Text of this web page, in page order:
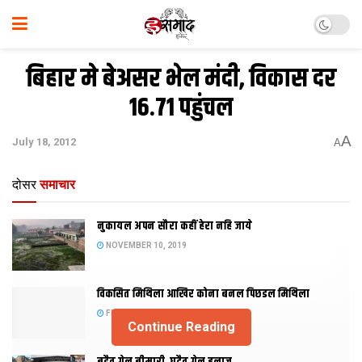
बिहार मे बेअसर भेल मंदी, विकास दर
16.71 पहुंचल
July 18, 2012 AA
दोसर समाचार
नुकायल अपन सौरा कहीं हेरा नहि जाये
NOVEMBER 10, 2019
विकसित मिथिला आखिर कोना बनल पिछडल मिथिला
FEBRUARY 23, 2019
Continue Reading